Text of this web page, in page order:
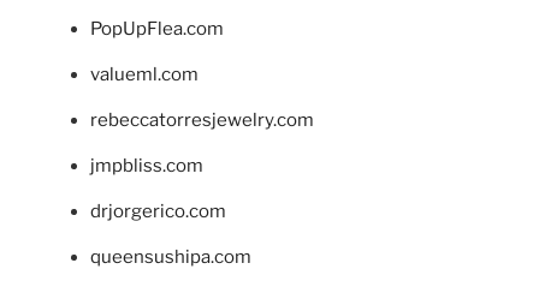
PopUpFlea.com
valueml.com
rebeccatorresjewelry.com
jmpbliss.com
drjorgerico.com
queensushipa.com